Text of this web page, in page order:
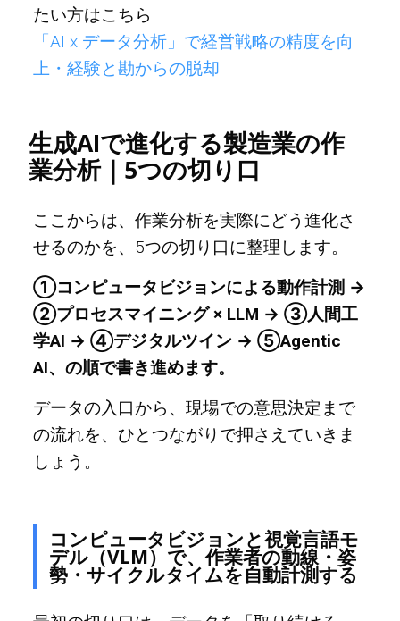
たい方はこちら
「AI x データ分析」で経営戦略の精度を向
上・経験と勘からの脱却
生成AIで進化する製造業の作
業分析｜5つの切り口
ここからは、作業分析を実際にどう進化さ
せるのかを、5つの切り口に整理します。
①コンピュータビジョンによる動作計測 →
②プロセスマイニング × LLM → ③人間工
学AI → ④デジタルツイン → ⑤Agentic
AI、の順で書き進めます。
データの入口から、現場での意思決定まで
の流れを、ひとつながりで押さえていきま
しょう。
コンピュータビジョンと視覚言語モ
デル（VLM）で、作業者の動線・姿
勢・サイクルタイムを自動計測する